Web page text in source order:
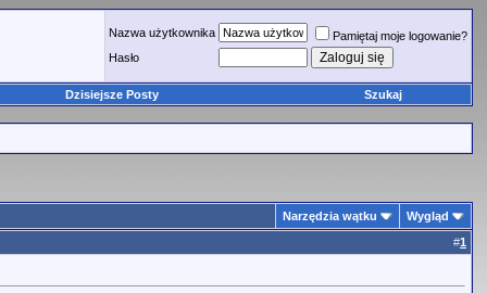
Nazwa użytkownika
Pamiętaj moje logowanie?
Hasło
Dzisiejsze Posty Szukaj
Narzędzia wątku
Wygląd
#1